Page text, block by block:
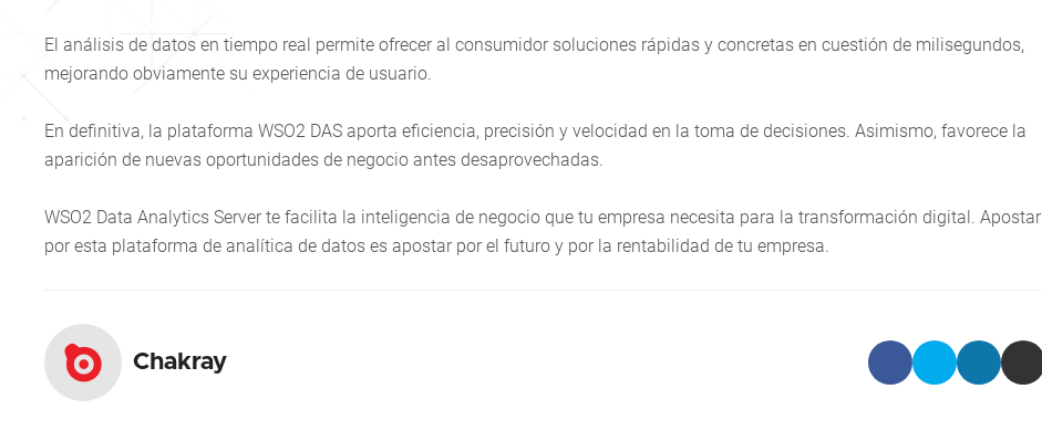
El análisis de datos en tiempo real permite ofrecer al consumidor soluciones rápidas y concretas en cuestión de milisegundos,
mejorando obviamente su experiencia de usuario.
En definitiva, la plataforma WSO2 DAS aporta eficiencia, precisión y velocidad en la toma de decisiones. Asimismo, favorece la
aparición de nuevas oportunidades de negocio antes desaprovechadas.
WSO2 Data Analytics Server te facilita la inteligencia de negocio que tu empresa necesita para la transformación digital. Apostar
por esta plataforma de analítica de datos es apostar por el futuro y por la rentabilidad de tu empresa.
Chakray